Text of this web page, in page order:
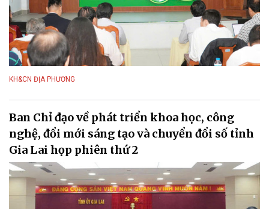
KH&CN ĐỊA PHƯƠNG
Ban Chỉ đạo về phát triển khoa học, công
nghệ, đổi mới sáng tạo và chuyển đổi số tỉnh
Gia Lai họp phiên thứ 2